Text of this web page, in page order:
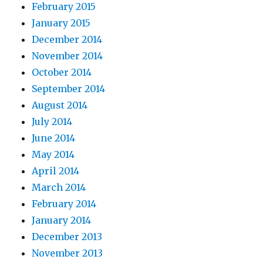
February 2015
January 2015
December 2014
November 2014
October 2014
September 2014
August 2014
July 2014
June 2014
May 2014
April 2014
March 2014
February 2014
January 2014
December 2013
November 2013